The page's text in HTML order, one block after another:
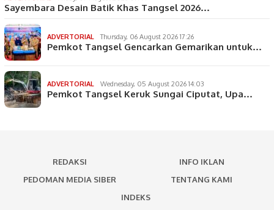
Sayembara Desain Batik Khas Tangsel 2026…
ADVERTORIAL Thursday, 06 August 2026 17:26
Pemkot Tangsel Gencarkan Gemarikan untuk…
ADVERTORIAL Wednesday, 05 August 2026 14:03
Pemkot Tangsel Keruk Sungai Ciputat, Upa…
REDAKSI
INFO IKLAN
PEDOMAN MEDIA SIBER
TENTANG KAMI
INDEKS